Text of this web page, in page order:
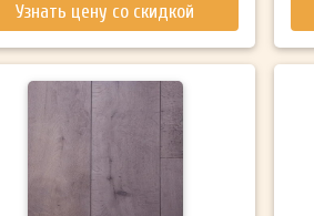
Узнать цену со скидкой